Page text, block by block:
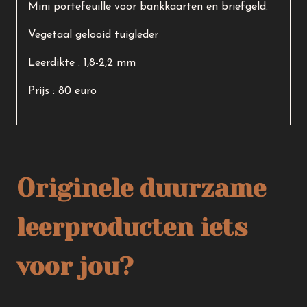
Mini portefeuille voor bankkaarten en briefgeld.
Vegetaal gelooid tuigleder
Leerdikte : 1,8-2,2 mm
Prijs : 80 euro
Originele duurzame
leerproducten iets
voor jou?